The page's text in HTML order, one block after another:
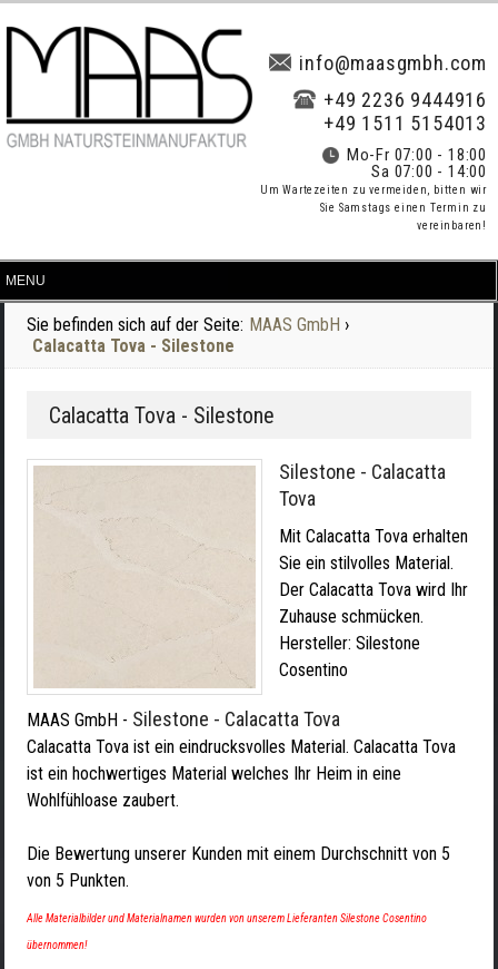
info@maasgmbh.com
+49 2236 9444916
+49 1511 5154013
Mo-Fr 07:00 - 18:00
Sa 07:00 - 14:00
Um Wartezeiten zu vermeiden, bitten wir
Sie Samstags einen Termin zu
vereinbaren!
Sie befinden sich auf der Seite: MAAS GmbH ›
Calacatta Tova - Silestone
Calacatta Tova - Silestone
Silestone - Calacatta
Tova
Mit Calacatta Tova erhalten
Sie ein stilvolles Material.
Der Calacatta Tova wird Ihr
Zuhause schmücken.
Hersteller: Silestone
Cosentino
MAAS GmbH - Silestone - Calacatta Tova
Calacatta Tova ist ein eindrucksvolles Material. Calacatta Tova
ist ein hochwertiges Material welches Ihr Heim in eine
Wohlfühloase zaubert.
Die Bewertung unserer Kunden mit einem Durchschnitt von 5
von 5 Punkten.
Alle Materialbilder und Materialnamen wurden von unserem Lieferanten Silestone Cosentino
übernommen!